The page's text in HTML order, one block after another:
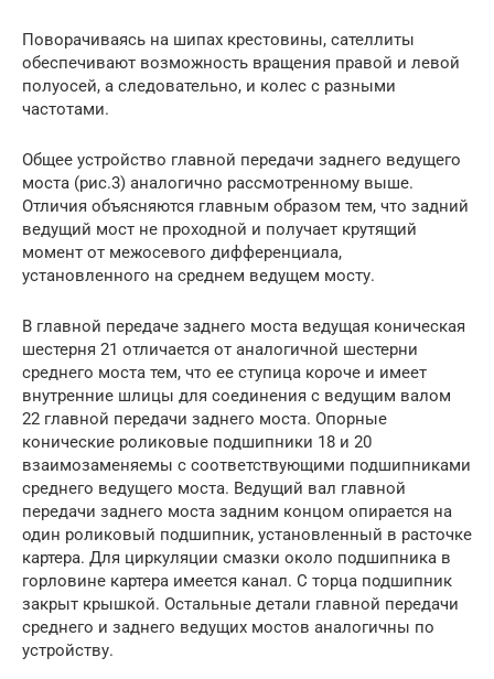
Поворачиваясь на шипах крестовины, сателлиты
обеспечивают возможность вращения правой и левой
полуосей, а следовательно, и колес с разными
частотами.
Общее устройство главной передачи заднего ведущего
моста (рис.3) аналогично рассмотренному выше.
Отличия объясняются главным образом тем, что задний
ведущий мост не проходной и получает крутящий
момент от межосевого дифференциала,
установленного на среднем ведущем мосту.
В главной передаче заднего моста ведущая коническая
шестерня 21 отличается от аналогичной шестерни
среднего моста тем, что ее ступица короче и имеет
внутренние шлицы для соединения с ведущим валом
22 главной передачи заднего моста. Опорные
конические роликовые подшипники 18 и 20
взаимозаменяемы с соответствующими подшипниками
среднего ведущего моста. Ведущий вал главной
передачи заднего моста задним концом опирается на
один роликовый подшипник, установленный в расточке
картера. Для циркуляции смазки около подшипника в
горловине картера имеется канал. С торца подшипник
закрыт крышкой. Остальные детали главной передачи
среднего и заднего ведущих мостов аналогичны по
устройству.